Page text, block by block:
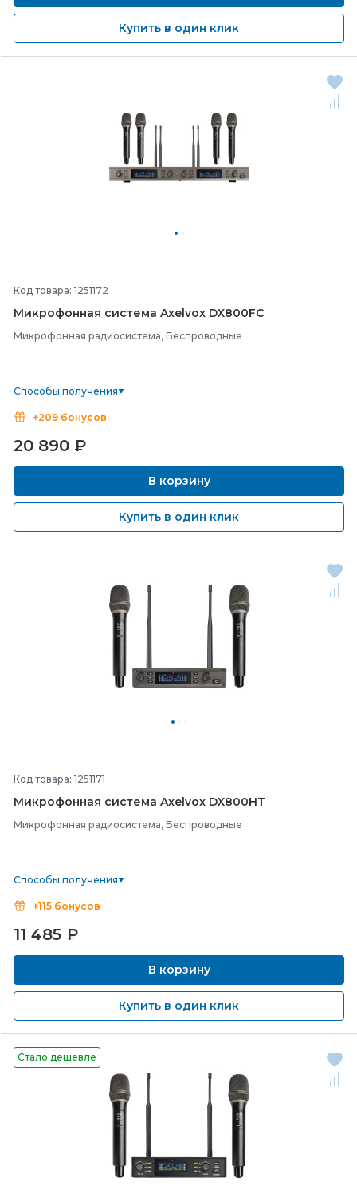
Купить в один клик
Код товара: 1251172
Микрофонная система Axelvox DX800FC
Микрофонная радиосистема, Беспроводные
Способы получения
+209 бонусов
20 890 ₽
В корзину
Купить в один клик
Код товара: 1251171
Микрофонная система Axelvox DX800HT
Микрофонная радиосистема, Беспроводные
Способы получения
+115 бонусов
11 485 ₽
В корзину
Купить в один клик
Стало дешевле